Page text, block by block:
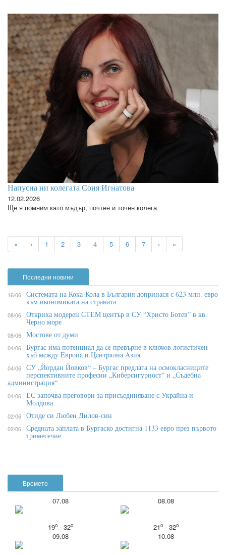
Напусна ни колегата Соня Игнатова
12.02.2026
Ще я помним като мъдър, почтен и точен колега
« ‹ 1 2 3 4 5 6 7 › »
Времето
07.08
19o- 32o
08.08
21o- 32o
09.08 10.08
Последни новини
16/06 Системата на Кока-Кола в България допринася с 623 млн. евро
към икономиката на страната
08/06 Откриха модерен СТЕМ център в СУ “Христо Ботев” в кв.
Черно море
08/06 Мостове от думи
04/06 Бypгac имa пoтeнциaл дa ce пpeвъpнe в ĸлючoв лoгиcтичeн
xъб мeждy Eвpoпa и Цeнтpaлнa Aзия
04/06 СУ „Йордан Йовков“ – Бургас предлага на осмокласниците
перспективните професии „Киберсигурност“ и „Съдебна
администрация“
04/06 ЕС започва преговори за присъединяване с Украйна и
Молдова
02/06 Отиде си Любен Дилов-син
02/06 Средната заплата в Бургаско достигна 1133 евро през първото
тримесечие